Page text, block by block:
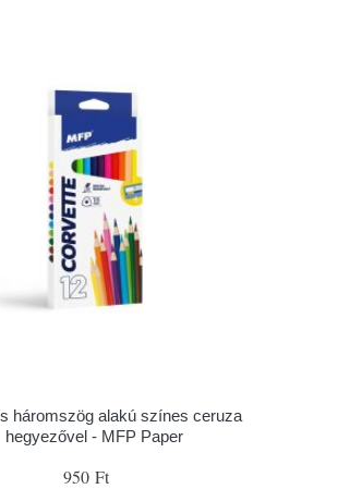
háromszög alakú színes ceruza
hegyezővel - MFP Paper
950 Ft